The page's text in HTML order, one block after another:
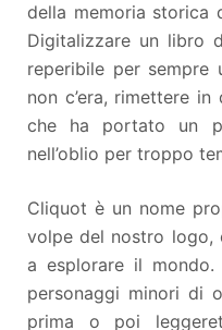
della memoria storica
Digitalizzare un libro
reperibile per sempre
non c’era, rimettere
che ha portato un
nell’oblio per troppo
Cliquot è un nome
volpe del nostro logo,
a esplorare il
personaggi minori di
prima o poi